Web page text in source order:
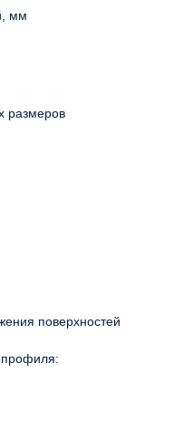
мм
размеров
поверхностей
профиля: